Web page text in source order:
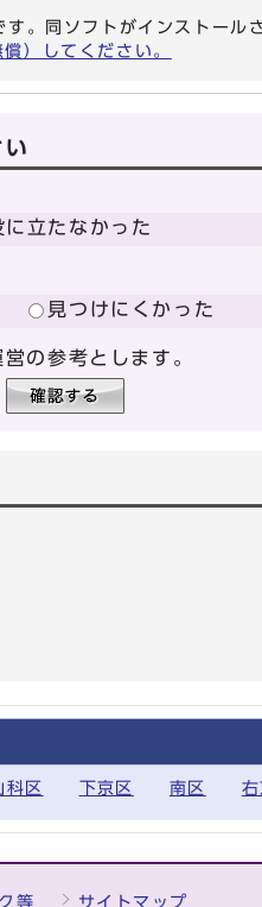
同ソフトがインストール
）してください。
に立たなかった
見つけにくかった
の参考とします。
科区 下京区 南区
等 サイトマップ